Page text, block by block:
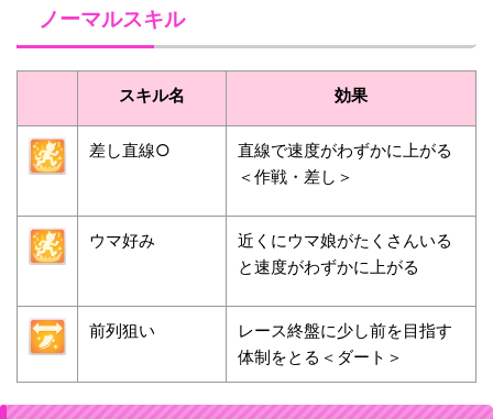
ノーマルスキル
スキル名 効果
差し直線○
直線で速度がわずかに上がる
＜作戦・差し＞
ウマ好み
近くにウマ娘がたくさんいる
と速度がわずかに上がる
前列狙い
レース終盤に少し前を目指す
体制をとる＜ダート＞